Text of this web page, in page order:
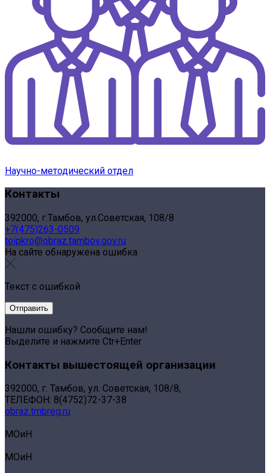
Научно-методический отдел
Контакты
392000, г.Тамбов, ул.Советская, 108/8
+7(475)263-0509
toipkro@obraz.tambov.gov.ru
На сайте обнаружена ошибка
Текст с ошибкой
Нашли ошибку? Сообщите нам!
Выделите и нажмите Ctr+Enter
Контакты вышестоящей организации
392000, г. Тамбов, ул. Советская, 108/8,
ТЕЛЕФОН: 8(4752)72-37-38
obraz.tmbreg.ru
МОиН
МОиН